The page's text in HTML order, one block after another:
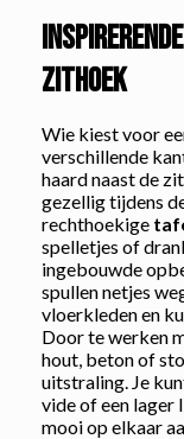
zithoek
Wie kiest voor
verschillende
haard naast de
gezellig tijdens
rechthoekige
spelletjes of
ingebouwde
spullen netjes
vloerkleden en
Door te werken
hout, beton of
uitstraling. Je
vide of een lager
mooi op elkaar